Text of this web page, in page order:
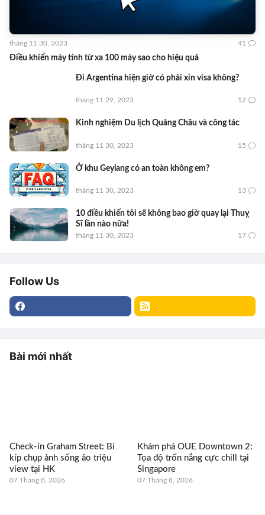
Điều khiển máy tính từ xa 100 máy sao cho hiệu quả
tháng 11 30, 2023 41
Đi Argentina hiện giờ có phải xin visa không?
tháng 11 29, 2023 12
Kinh nghiệm Du lịch Quảng Châu và công tác
tháng 11 30, 2023 15
Ở khu Geylang có an toàn không em?
tháng 11 30, 2023 13
10 điều khiến tôi sẽ không bao giờ quay lại Thuỵ
Sĩ lần nào nữa!
tháng 11 30, 2023 17
Follow Us
Bài mới nhất
Check-in Graham Street: Bí
kíp chụp ảnh sống ảo triệu
view tại HK
07 Tháng 8, 2026
Khám phá OUE Downtown 2:
Tọa độ trốn nắng cực chill tại
Singapore
07 Tháng 8, 2026